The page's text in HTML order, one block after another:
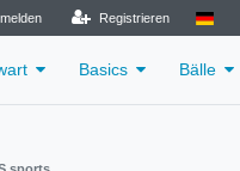
Registrieren
Basics Bälle